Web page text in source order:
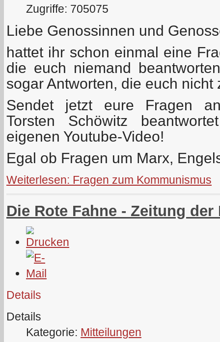
Zugriffe: 705075
Liebe Genossinnen und
hattet ihr schon einmal eine
die euch niemand
sogar Antworten, die euch nicht
Sendet jetzt eure Fragen
Torsten Schöwitz
eigenen Youtube-Video!
Egal ob Fragen um Marx,
Weiterlesen: Fragen zum Kommunismus
Die Rote Fahne - Zeitung der
Details
Details
Kategorie: Mitteilungen